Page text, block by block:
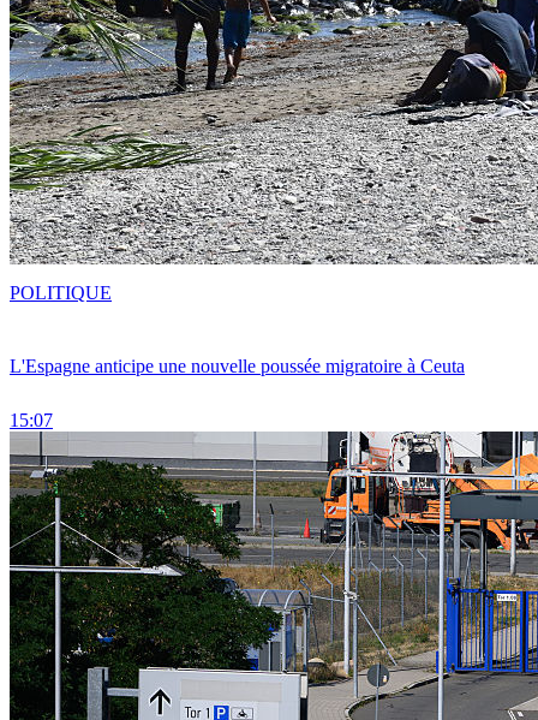
L'Espagne anticipe une nouvelle poussée migratoire à Ceuta
15:07
POLITIQUE